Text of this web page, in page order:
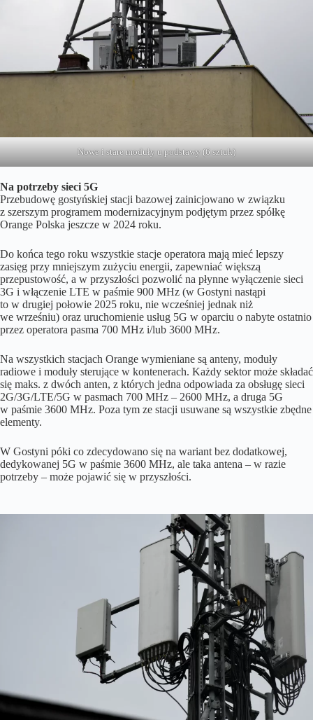
Nowe i stare moduły u podstawy (6 sztuk)
Na potrzeby sieci 5G
Przebudowę gostyńskiej stacji bazowej zainicjowano w związku
z szerszym programem modernizacyjnym podjętym przez spółkę
Orange Polska jeszcze w 2024 roku.
Do końca tego roku wszystkie stacje operatora mają mieć lepszy
zasięg przy mniejszym zużyciu energii, zapewniać większą
przepustowość, a w przyszłości pozwolić na płynne wyłączenie sieci
3G i włączenie LTE w paśmie 900 MHz (w Gostyni nastąpi
to w drugiej połowie 2025 roku, nie wcześniej jednak niż
we wrześniu) oraz uruchomienie usług 5G w oparciu o nabyte ostatnio
przez operatora pasma 700 MHz i/lub 3600 MHz.
Na wszystkich stacjach Orange wymieniane są anteny, moduły
radiowe i moduły sterujące w kontenerach. Każdy sektor może składać
się maks. z dwóch anten, z których jedna odpowiada za obsługę sieci
2G/3G/LTE/5G w pasmach 700 MHz – 2600 MHz, a druga 5G
w paśmie 3600 MHz. Poza tym ze stacji usuwane są wszystkie zbędne
elementy.
W Gostyni póki co zdecydowano się na wariant bez dodatkowej,
dedykowanej 5G w paśmie 3600 MHz, ale taka antena – w razie
potrzeby – może pojawić się w przyszłości.